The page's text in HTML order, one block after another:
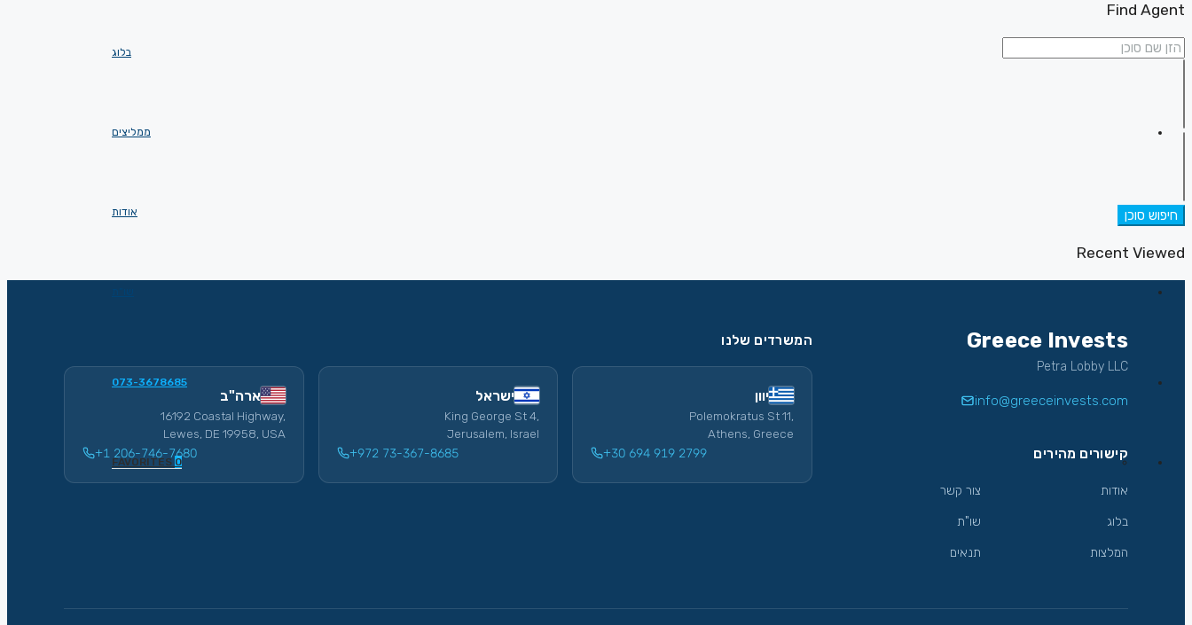
בלוג
ממליצים
אודות
073-3678685
FAVORITES 0
Find Agent
חיפוש סוכן
Recent Viewed
Greece Invests
Petra Lobby LLC
info@greeceinvests.com
קישורים מהירים
אודות
בלוג
המלצות
צור קשר
שו"ת
תנאים
המשרדים שלנו
יוון
Polemokratus St 11,
Athens, Greece
+30 694 919 2799
ישראל
King George St 4,
Jerusalem, Israel
+972 73-367-8685
ארה"ב
16192 Coastal Highway,
Lewes, DE 19958, USA
+1 206-746-7680